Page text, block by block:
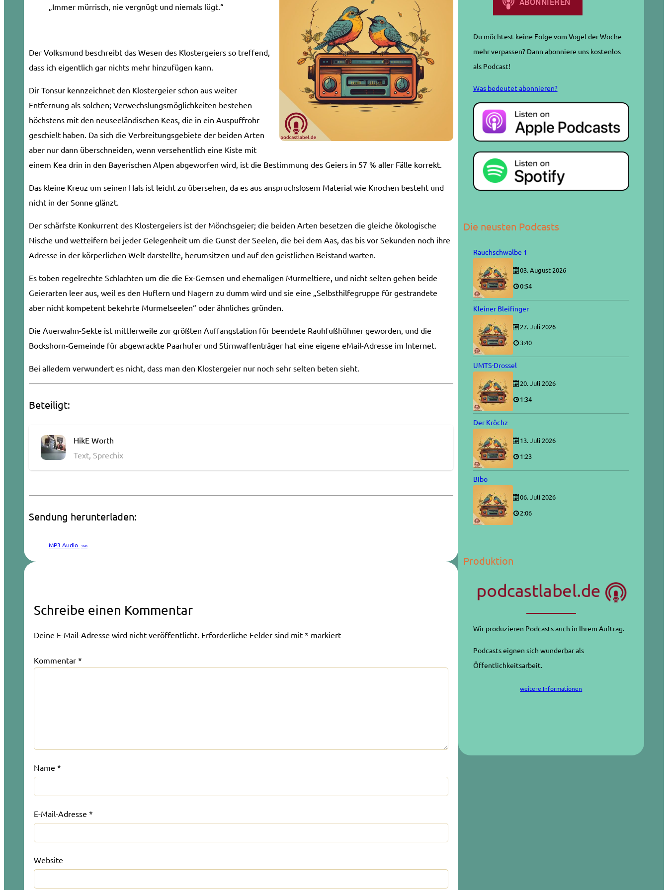
„Immer mürrisch, nie vergnügt und niemals lügt.“
Der Volksmund beschreibt das Wesen des Klostergeiers so treffend,
dass ich eigent­lich gar nichts mehr hinzufügen kann.
Dir Tonsur kennzeichnet den Klostergeier schon aus weiter
Entfernung als solchen; Verwechslungsmöglichkeiten bestehen
höchstens mit den neuseeländischen Keas, die in ein Auspuffrohr
geschielt haben. Da sich die Verbreitungsgebiete der beiden Arten
aber nur dann überschneiden, wenn versehentlich eine Kiste mit
einem Kea drin in den Bayerischen Alpen abgeworfen wird, ist die Bestimmung des Geiers in 57 % aller Fälle korrekt.
Das kleine Kreuz um seinen Hals ist leicht zu übersehen, da es aus anspruchslosem Material wie Knochen besteht und
nicht in der Sonne glänzt.
Der schärfste Konkurrent des Klostergeiers ist der Mönchs­geier; die beiden Arten besetzen die gleiche ökologische
Nische und wetteifern bei jeder Gelegenheit um die Gunst der Seelen, die bei dem Aas, das bis vor Sekunden noch ihre
Adresse in der körperlichen Welt dar­stellte, herumsitzen und auf den geistlichen Beistand warten.
Es toben regelrechte Schlachten um die die Ex-­Gemsen und ­ehemaligen Murmeltiere, und nicht selten gehen beide
Geierarten leer aus, weil es den Huflern und Nagern zu dumm wird und sie eine „Selbsthilfegruppe für ge­strandete
aber nicht kompetent bekehrte Murmelseelen“ oder ähnliches gründen.
Die Auerwahn­-Sekte ist mittlerweile zur größten Auffangstation für beendete Rauh­fußhühner geworden, und die
Bockshorn­-Gemeinde für abgewrackte Paarhufer und Stirnwaffenträger hat eine eigene e­Mail­-Adresse im Internet.
Bei alledem verwundert es nicht, dass man den Klostergeier nur noch sehr selten beten sieht.
Beteiligt:
HikE Worth
Text, Sprechix
Sendung herunterladen:
MP3 Audio 3 MB
Schreibe einen Kommentar
Deine E-Mail-Adresse wird nicht veröffentlicht. Erforderliche Felder sind mit * markiert
Kommentar *
Name *
E-Mail-Adresse *
Website
Du möchtest keine Folge vom Vogel der Woche
mehr verpassen? Dann abonniere uns kostenlos
als Podcast!
Was bedeutet abonnieren?
Die neusten Podcasts
Rauchschwalbe 1
03. August 2026
0:54
Kleiner Bleifinger
27. Juli 2026
3:40
UMTS-Drossel
20. Juli 2026
1:34
Der Kröchz
13. Juli 2026
1:23
Bibo
06. Juli 2026
2:06
Produktion
Wir produzieren Podcasts auch in Ihrem Auftrag.
Podcasts eignen sich wunderbar als
Öffentlichkeitsarbeit.
weitere Informationen